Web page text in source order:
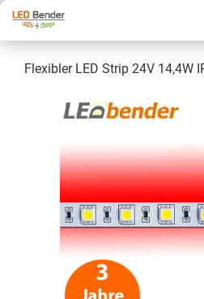
Flexibler LED Strip 24V 14,4W